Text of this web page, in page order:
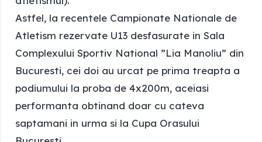
Astfel, la recentele Campionate Nationale de
Atletism rezervate U13 desfasurate in Sala
Complexului Sportiv National ”Lia Manoliu” din
Bucuresti, cei doi au urcat pe prima treapta a
podiumului la proba de 4x200m, aceiasi
performanta obtinand doar cu cateva
saptamani in urma si la Cupa Orasului